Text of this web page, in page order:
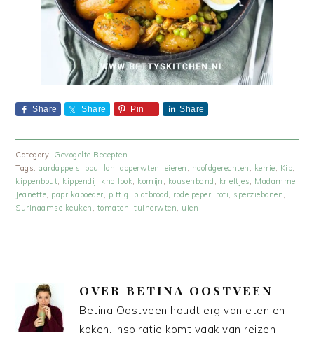
Share Share Pin Share
Category: Gevogelte Recepten
Tags:aardappels bouillon ,doperwten eieren hoofdgerechten kerrie Kip
kippenbout kippendij knoflook komijn kousenband krieltjes
Madamme
Jeanette paprikapoeder pittig platbrood rode peper roti sperziebonen
Surinaamse keuken
tomaten ,tuinerwten uien
OVER BETINA OOSTVEEN
Betina Oostveen houdt erg van eten en
koken. Inspiratie komt vaak van reizen